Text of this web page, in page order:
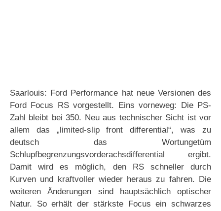
Saarlouis: Ford Performance hat neue Versionen des
Ford Focus RS vorgestellt. Eins vorneweg: Die PS-
Zahl bleibt bei 350. Neu aus technischer Sicht ist vor
allem das „limited-slip front differential“, was zu
deutsch das Wortungetüm
Schlupfbegrenzungsvorderachsdifferential ergibt.
Damit wird es möglich, den RS schneller durch
Kurven und kraftvoller wieder heraus zu fahren. Die
weiteren Änderungen sind hauptsächlich optischer
Natur. So erhält der stärkste Focus ein schwarzes